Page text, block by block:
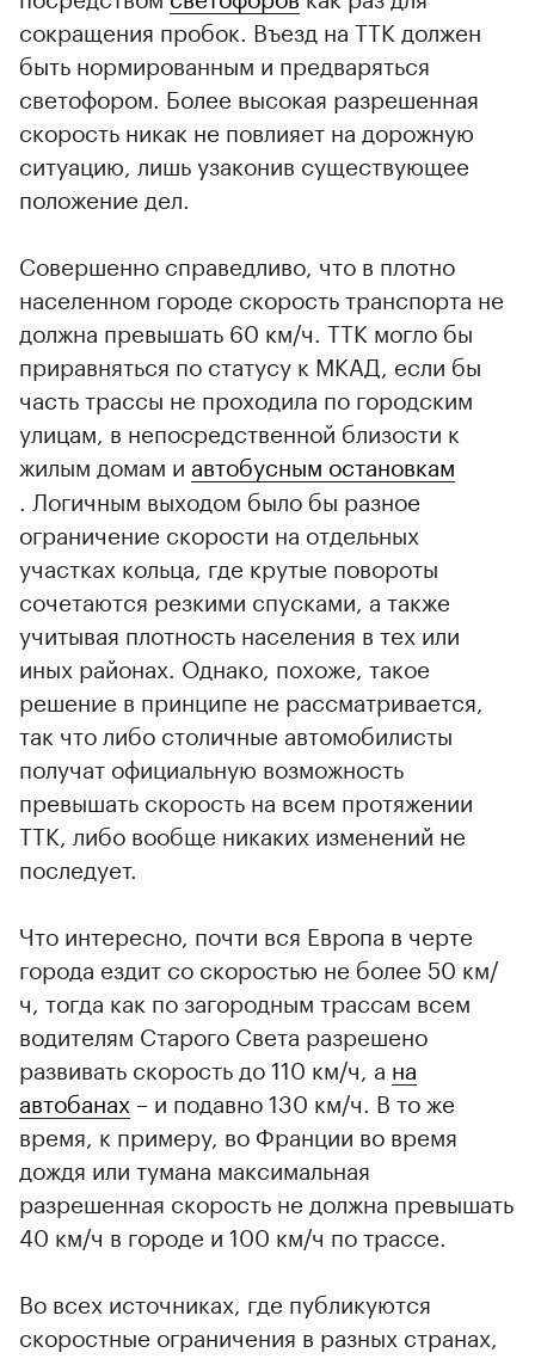
сокращения пробок. Въезд на ТТК должен
быть нормированным и предваряться
светофором. Более высокая разрешенная
скорость никак не повлияет на дорожную
ситуацию, лишь узаконив существующее
положение дел.
Совершенно справедливо, что в плотно
населенном городе скорость транспорта не
должна превышать 60 км/ч. ТТК могло бы
приравняться по статусу к МКАД, если бы
часть трассы не проходила по городским
улицам, в непосредственной близости к
жилым домам и автобусным остановкам
. Логичным выходом было бы разное
ограничение скорости на отдельных
участках кольца, где крутые повороты
сочетаются резкими спусками, а также
учитывая плотность населения в тех или
иных районах. Однако, похоже, такое
решение в принципе не рассматривается,
так что либо столичные автомобилисты
получат официальную возможность
превышать скорость на всем протяжении
ТТК, либо вообще никаких изменений не
последует.
Что интересно, почти вся Европа в черте
города ездит со скоростью не более 50 км/
ч, тогда как по загородным трассам всем
водителям Старого Света разрешено
развивать скорость до 110 км/ч, а на
автобанах – и подавно 130 км/ч. В то же
время, к примеру, во Франции во время
дождя или тумана максимальная
разрешенная скорость не должна превышать
40 км/ч в городе и 100 км/ч по трассе.
Во всех источниках, где публикуются
скоростные ограничения в разных странах,